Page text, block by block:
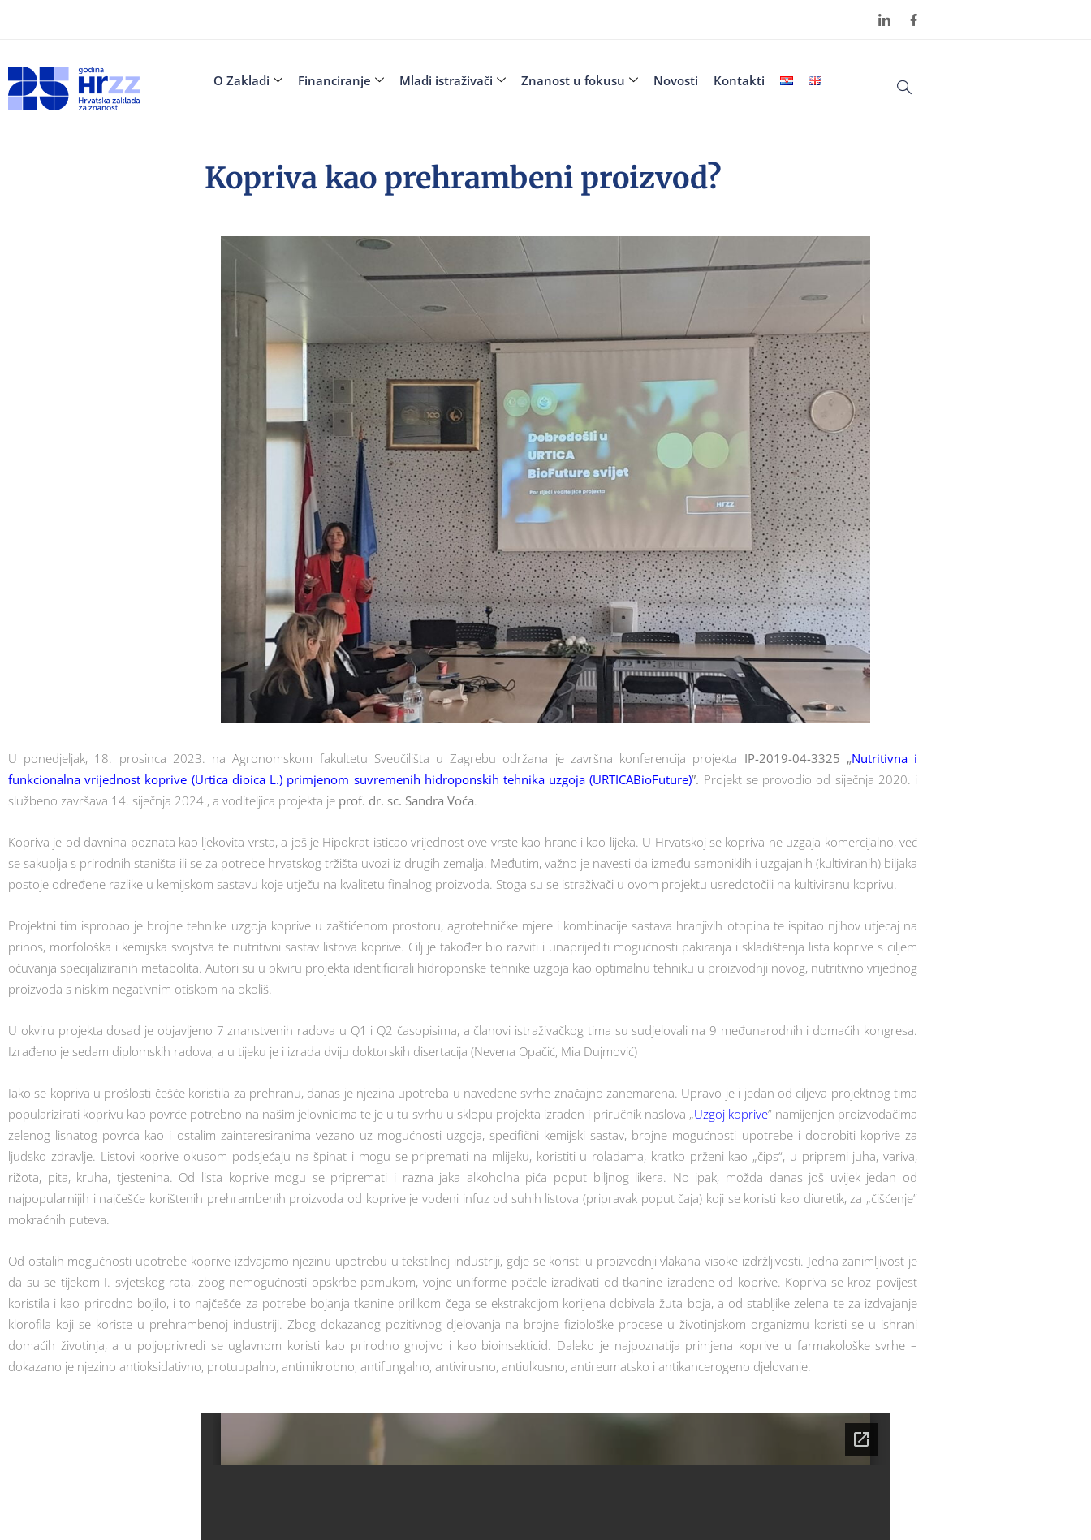
O Zakladi Financiranje Mladi istraživači Znanost u fokusu Novosti Kontakti
Kopriva kao prehrambeni proizvod?
U ponedjeljak, 18. prosinca 2023. na Agronomskom fakultetu Sveučilišta u Zagrebu održana je završna konferencija projekta IP-2019-04-3325 „Nutritivna i
funkcionalna vrijednost koprive (Urtica dioica L.) primjenom suvremenih hidroponskih tehnika uzgoja (URTICABioFuture)”. Projekt se provodio od siječnja 2020. i
službeno završava 14. siječnja 2024., a voditeljica projekta je prof. dr. sc. Sandra Voća.
Kopriva je od davnina poznata kao ljekovita vrsta, a još je Hipokrat isticao vrijednost ove vrste kao hrane i kao lijeka. U Hrvatskoj se kopriva ne uzgaja komercijalno, već
se sakuplja s prirodnih staništa ili se za potrebe hrvatskog tržišta uvozi iz drugih zemalja. Međutim, važno je navesti da između samoniklih i uzgajanih (kultiviranih) biljaka
postoje određene razlike u kemijskom sastavu koje utječu na kvalitetu finalnog proizvoda. Stoga su se istraživači u ovom projektu usredotočili na kultiviranu koprivu.
Projektni tim isprobao je brojne tehnike uzgoja koprive u zaštićenom prostoru, agrotehničke mjere i kombinacije sastava hranjivih otopina te ispitao njihov utjecaj na
prinos, morfološka i kemijska svojstva te nutritivni sastav listova koprive. Cilj je također bio razviti i unaprijediti mogućnosti pakiranja i skladištenja lista koprive s ciljem
očuvanja specijaliziranih metabolita. Autori su u okviru projekta identificirali hidroponske tehnike uzgoja kao optimalnu tehniku u proizvodnji novog, nutritivno vrijednog
proizvoda s niskim negativnim otiskom na okoliš.
U okviru projekta dosad je objavljeno 7 znanstvenih radova u Q1 i Q2 časopisima, a članovi istraživačkog tima su sudjelovali na 9 međunarodnih i domaćih kongresa.
Izrađeno je sedam diplomskih radova, a u tijeku je i izrada dviju doktorskih disertacija (Nevena Opačić, Mia Dujmović)
Iako se kopriva u prošlosti češće koristila za prehranu, danas je njezina upotreba u navedene svrhe značajno zanemarena. Upravo je i jedan od ciljeva projektnog tima
popularizirati koprivu kao povrće potrebno na našim jelovnicima te je u tu svrhu u sklopu projekta izrađen i priručnik naslova „Uzgoj koprive” namijenjen proizvođačima
zelenog lisnatog povrća kao i ostalim zainteresiranima vezano uz mogućnosti uzgoja, specifični kemijski sastav, brojne mogućnosti upotrebe i dobrobiti koprive za
ljudsko zdravlje. Listovi koprive okusom podsjećaju na špinat i mogu se pripremati na mlijeku, koristiti u roladama, kratko prženi kao „čips“, u pripremi juha, variva,
rižota, pita, kruha, tjestenina. Od lista koprive mogu se pripremati i razna jaka alkoholna pića poput biljnog likera. No ipak, možda danas još uvijek jedan od
najpopularnijih i najčešće korištenih prehrambenih proizvoda od koprive je vodeni infuz od suhih listova (pripravak poput čaja) koji se koristi kao diuretik, za „čišćenje”
mokraćnih puteva.
Od ostalih mogućnosti upotrebe koprive izdvajamo njezinu upotrebu u tekstilnoj industriji, gdje se koristi u proizvodnji vlakana visoke izdržljivosti. Jedna zanimljivost je
da su se tijekom I. svjetskog rata, zbog nemogućnosti opskrbe pamukom, vojne uniforme počele izrađivati od tkanine izrađene od koprive. Kopriva se kroz povijest
koristila i kao prirodno bojilo, i to najčešće za potrebe bojanja tkanine prilikom čega se ekstrakcijom korijena dobivala žuta boja, a od stabljike zelena te za izdvajanje
klorofila koji se koriste u prehrambenoj industriji. Zbog dokazanog pozitivnog djelovanja na brojne fiziološke procese u životinjskom organizmu koristi se u ishrani
domaćih životinja, a u poljoprivredi se uglavnom koristi kao prirodno gnojivo i kao bioinsekticid. Daleko je najpoznatija primjena koprive u farmakološke svrhe –
dokazano je njezino antioksidativno, protuupalno, antimikrobno, antifungalno, antivirusno, antiulkusno, antireumatsko i antikancerogeno djelovanje.